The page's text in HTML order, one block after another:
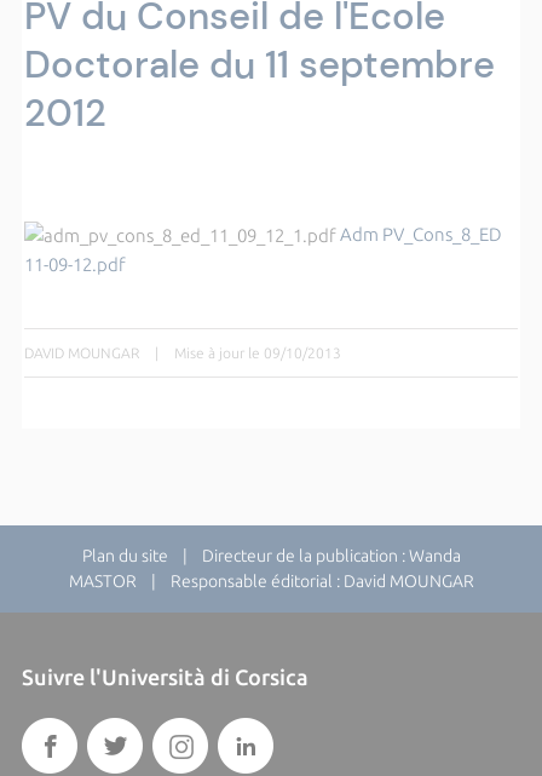
PV du Conseil de l'Ecole
Doctorale du 11 septembre
2012
Adm PV_Cons_8_ED
11-09-12.pdf
DAVID MOUNGAR | Mise à jour le 09/10/2013
Plan du site | Directeur de la publication : Wanda
MASTOR | Responsable éditorial : David MOUNGAR
Suivre l'Università di Corsica